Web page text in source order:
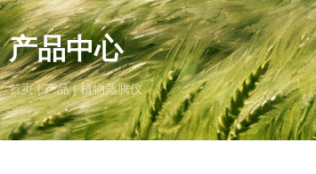
产品中心
首页|产品 |植物蒸腾仪